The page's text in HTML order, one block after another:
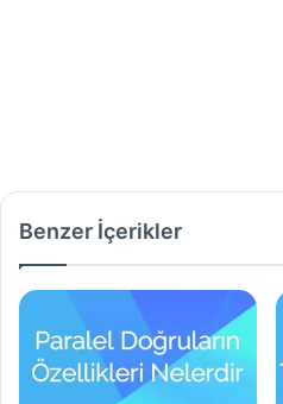
Benzer İçerikler